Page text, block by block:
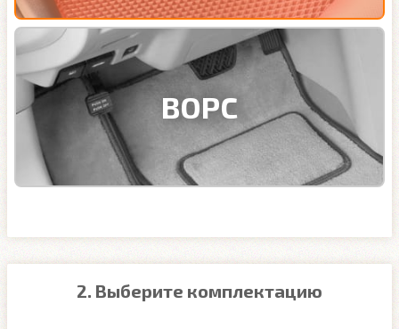
ВОРС
2. Выберите комплектацию